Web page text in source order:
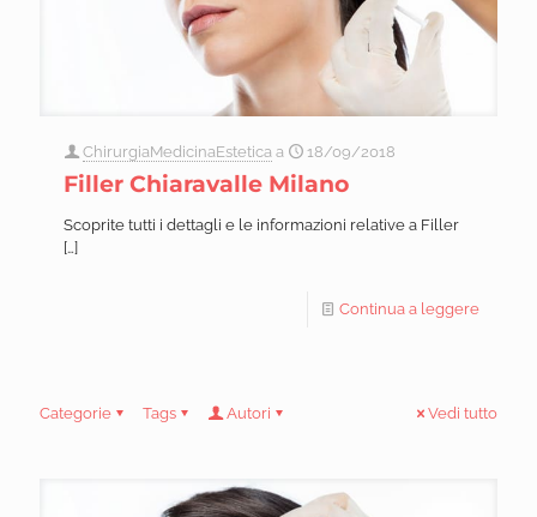
ChirurgiaMedicinaEstetica a 18/09/2018
Filler Chiaravalle Milano
Scoprite tutti i dettagli e le informazioni relative a Filler
[…]
Continua a leggere
Categorie Tags Autori Vedi tutto